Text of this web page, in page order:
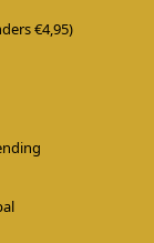
€4,95)